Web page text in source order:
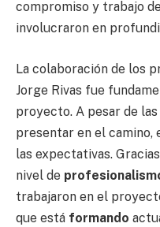
compromiso y trabajo
involucraron en
La colaboración de los
Jorge Rivas fue
proyecto. A pesar de
presentar en el camino,
las expectativas.
nivel de
trabajaron en el
que está formando